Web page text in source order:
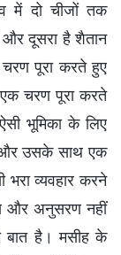
में दो चीजों तक
और दूसरा है शैतान
चरण पूरा करते हुए
एक चरण पूरा करते
भूमिका के लिए
और उसके साथ एक
व्यवहार करने
और अनुसरण नहीं
बात है। मसीह के